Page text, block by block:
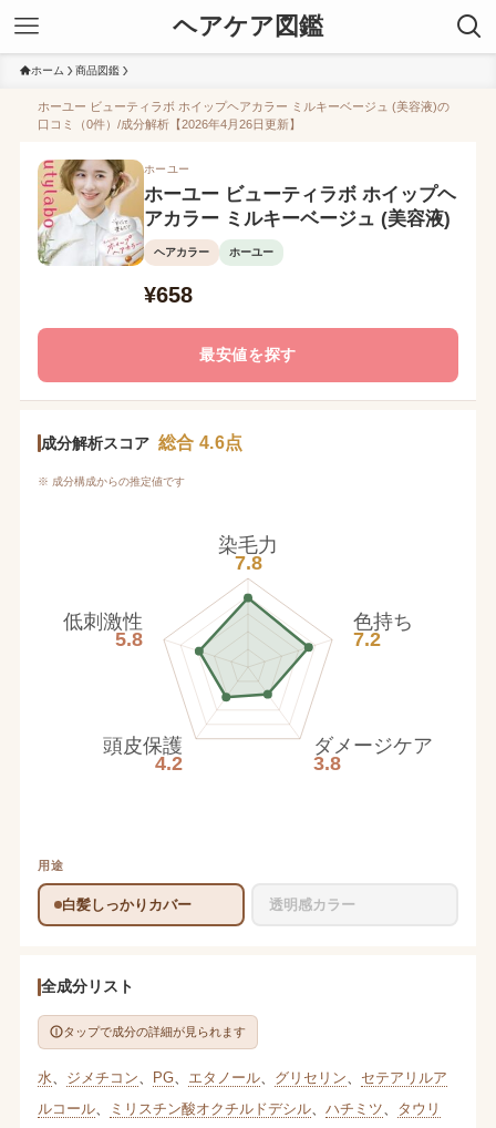
ヘアケア図鑑
ホーム 商品図鑑
ホーユー ビューティラボ ホイップヘアカラー ミルキーベージュ (美容液)の
口コミ（0件）/成分解析【2026年4月26日更新】
ホーユー
ホーユー ビューティラボ ホイップヘ
アカラー ミルキーベージュ (美容液)
ヘアカラー ホーユー
¥658
最安値を探す
成分解析スコア 総合 4.6点
※ 成分構成からの推定値です
染毛力
7.8
色持ち
7.2
ダメージケア
3.8
頭皮保護
4.2
低刺激性
5.8
用途
白髪しっかりカバー 透明感カラー
全成分リスト
タップで成分の詳細が見られます
水 ジメチコン PG、 エタノール、 グリセリン
セテアリルア
ルコール、 ミリスチン酸オクチルドデシル、 ハチミツ
タウリ